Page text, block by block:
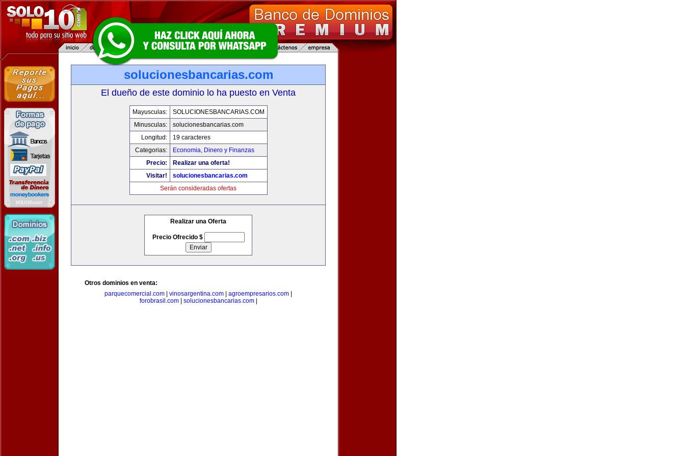
solucionesbancarias.com
El dueño de este dominio lo ha puesto en Venta
Mayusculas:
SOLUCIONESBANCARIAS.COM
Minusculas:
solucionesbancarias.com
Longitud:
19 caracteres
Categorias:
Economia, Dinero y Finanzas
Precio:
Realizar una oferta!
Visitar!
solucionesbancarias.com
Serán consideradas ofertas
Realizar una Oferta
Precio Ofrecido $
Otros dominios en venta:
parquecomercial.com
vinosargentina.com agroempresarios.com
forobrasil.com| solucionesbancarias.com|